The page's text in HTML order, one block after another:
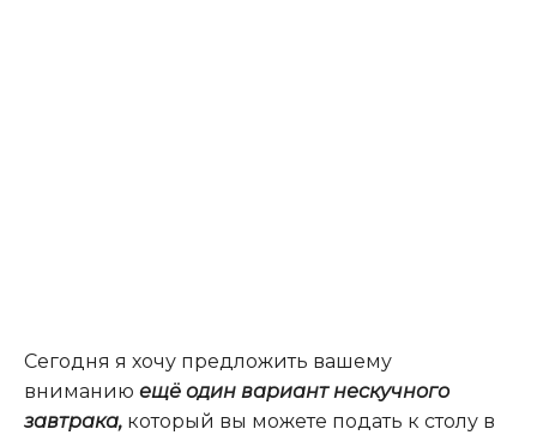
Сегодня я хочу предложить вашему
вниманию ещё один вариант нескучного
завтрака, который вы можете подать к столу в